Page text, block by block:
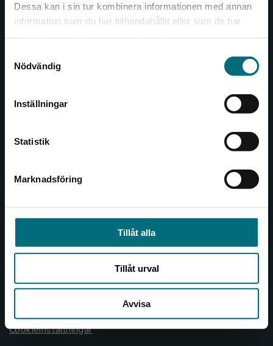
Dessa kan i sin tur kombinera informationen med annan
information som du har tillhandahållit eller som de har
Nödvändig
Inställningar
Statistik
Marknadsföring
Tillåt alla
Tillåt urval
Avvisa
Det verkar som att du besöker
Sverige. För att kunna slutföra ett köp måste
Box 141
Besöksadress:
Åkergränden 1
Kontakta kundservice
Köpvillkor
Allmänna länkar
Om oss
Cookieinställningar